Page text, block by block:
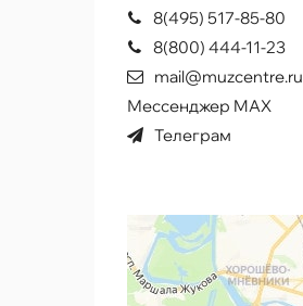
8(495) 517-85-80
8(800) 444-11-23
mail@muzcentre.ru
Мессенджер MAX
Телеграм